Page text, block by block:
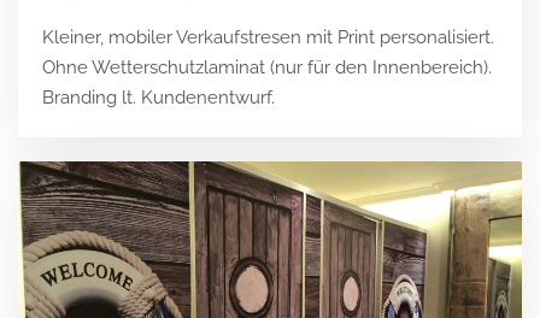
Kleiner, mobiler Verkaufstresen mit Print personalisiert.
Ohne Wetterschutzlaminat (nur für den Innenbereich).
Branding lt. Kundenentwurf.